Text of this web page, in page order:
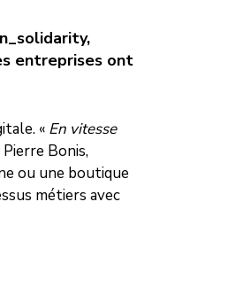
entreprises ont
« En vitesse
Bonis,
ou une boutique
métiers avec